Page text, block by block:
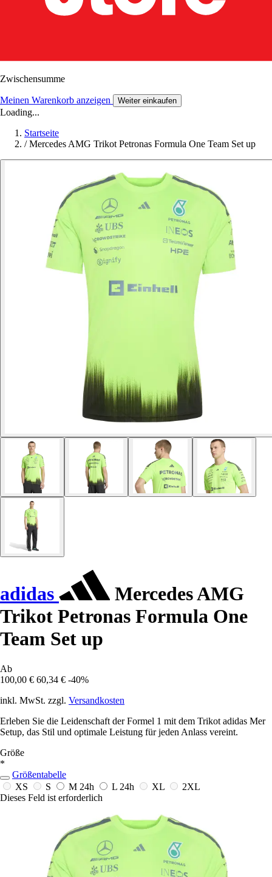
Zwischensumme
Meinen Warenkorb anzeigen Weiter einkaufen
Loading...
Startseite
/ Mercedes AMG Trikot Petronas Formula One Team Set up
adidas
Mercedes AMG
Trikot Petronas Formula One
Team Set up
Ab
100,00 € 60,34 € -40%
inkl. MwSt. zzgl. Versandkosten
Erleben Sie die Leidenschaft der Formel 1 mit dem Trikot adidas Mer
Setup, das Stil und optimale Leistung für jeden Anlass vereint.
Größe
*
Größentabelle
XS
S M 24h L 24h XL
2XL
Dieses Feld ist erforderlich